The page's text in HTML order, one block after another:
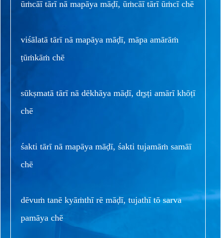
ūṁcāī tārī nā mapāya māḍī, ūṁcāī tārī ūṁcī chē
viśālatā tārī nā mapāya māḍī, māpa amārāṁ
ṭūṁkāṁ chē
sūkṣmatā tārī nā dēkhāya māḍī, dr̥ṣṭi amārī khōṭī
chē
śakti tārī nā mapāya māḍī, śakti tujamāṁ samāī
chē
dēvuṁ tanē kyāṁthī rē māḍī, tujathī tō sarva
pamāya chē